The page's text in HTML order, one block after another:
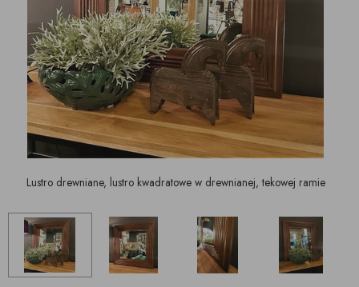
Lustro drewniane, lustro kwadratowe w drewnianej, tekowej ramie